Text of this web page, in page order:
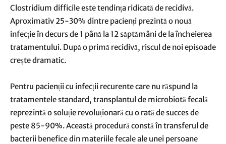
Clostridium difficile este tendința ridicată de recidivă.
Aproximativ 25-30% dintre pacienți prezintă o nouă
infecție în decurs de 1 până la 12 săptămâni de la încheierea
tratamentului. După o primă recidivă, riscul de noi episoade
crește dramatic.
Pentru pacienții cu infecții recurente care nu răspund la
tratamentele standard, transplantul de microbiotă fecală
reprezintă o soluție revoluționară cu o rată de succes de
peste 85-90%. Această procedură constă în transferul de
bacterii benefice din materiile fecale ale unei persoane